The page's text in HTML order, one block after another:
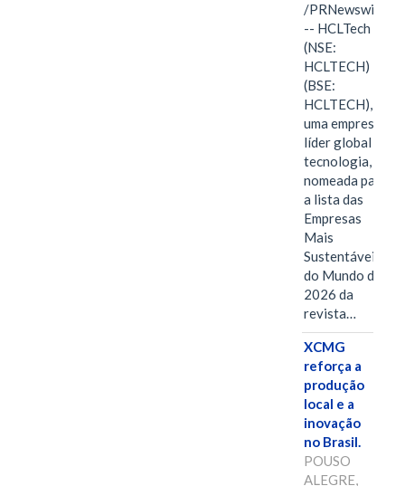
/PRNewswire/
-- HCLTech
(NSE:
HCLTECH)
(BSE:
HCLTECH),
uma empresa
líder global em
tecnologia, foi
nomeada para
a lista das
Empresas
Mais
Sustentáveis
do Mundo de
2026 da
revista…
XCMG
reforça a
produção
local e a
inovação
no Brasil.
POUSO
ALEGRE,